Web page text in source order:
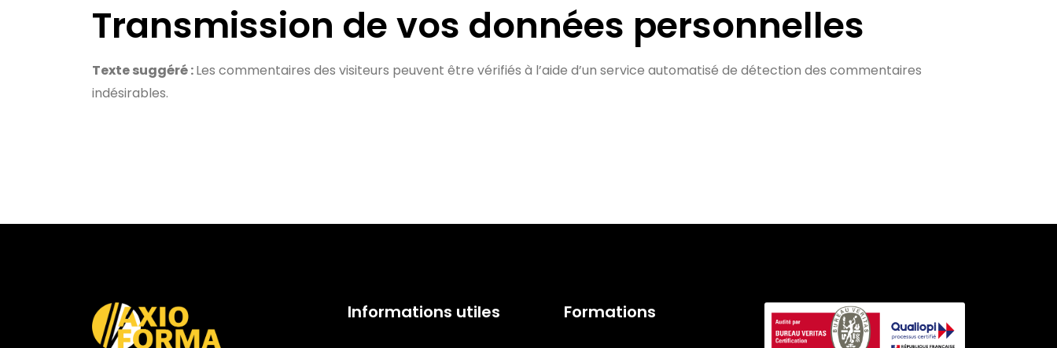
Transmission de vos données personnelles
Texte suggéré :Les commentaires des visiteurs peuvent être vérifiés à l’aide d’un service automatisé de détection des commentaires
indésirables.
Informations utiles Formations